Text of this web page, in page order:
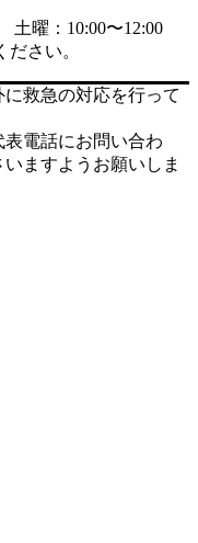
土曜：10:00〜12:00
ださい。
救急の対応を行って
電話にお問い合わ
ますようお願いしま